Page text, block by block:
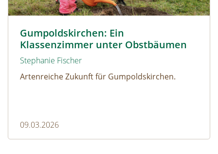
Gumpoldskirchen: Ein
Klassenzimmer unter Obstbäumen
Stephanie Fischer
Artenreiche Zukunft für Gumpoldskirchen.
09.03.2026